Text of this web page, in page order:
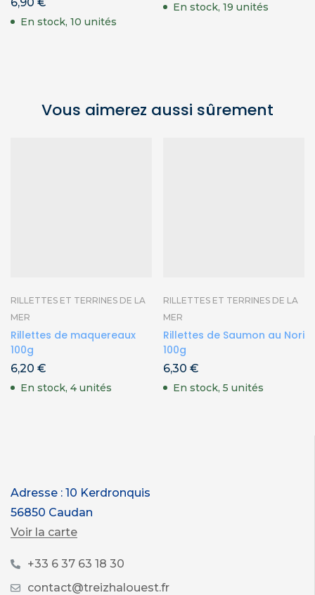
6,90 €
En stock, 10 unités
En stock, 19 unités
Vous aimerez aussi sûrement
RILLETTES ET TERRINES DE LA
MER
Rillettes de maquereaux
100g
6,20 €
En stock, 4 unités
RILLETTES ET TERRINES DE LA
MER
Rillettes de Saumon au Nori
100g
6,30 €
En stock, 5 unités
Adresse : 10 Kerdronquis
56850 Caudan
Voir la carte
+33 6 37 63 18 30
contact@treizhalouest.fr